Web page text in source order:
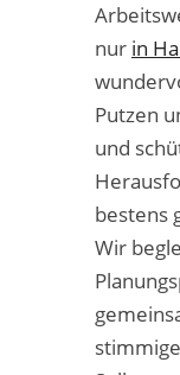
nur in
Putzen
und
bestens
Wir